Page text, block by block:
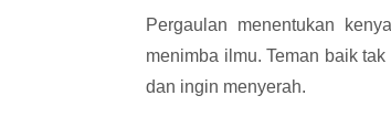
Pergaulan menentukan
menimba ilmu. Teman baik
dan ingin menyerah.